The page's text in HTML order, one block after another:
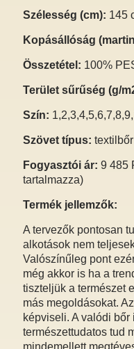
Szélesség (cm): 145
Kopásállóság
Összetétel: 100%
Terület sűrűség (g/
Szín:
Szövet típus: textilbőr
Fogyasztói ár: 9 485
tartalmazza)
Termék jellemzők:
A tervezők pontosan
alkotások nem
Valószínűleg pont
még akkor is ha a
tiszteljük a természet
más megoldásokat.
képviseli. A valódi
természettudatos tud
mindemellett